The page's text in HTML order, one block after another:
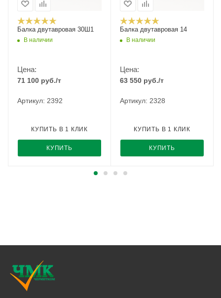
Балка двутавровая 30Ш1
В наличии
Цена:
71 100 руб./т
Артикул: 2392
КУПИТЬ
КУПИТЬ В 1 КЛИК
Балка двутавровая 14
В наличии
Цена:
63 550 руб./т
Артикул: 2328
КУПИТЬ
КУПИТЬ В 1 КЛИК